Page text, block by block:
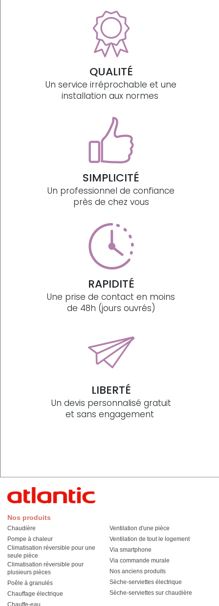
QUALITÉ
Un service irréprochable et une
installation aux normes
SIMPLICITÉ
Un professionnel de confiance
près de chez vous
RAPIDITÉ
Une prise de contact en moins
de 48h (jours ouvrés)
LIBERTÉ
Un devis personnalisé gratuit
et sans engagement
Nos produits
Chaudière
Pompe à chaleur
Climatisation réversible pour une
seule pièce
Climatisation réversible pour
plusieurs pièces
Poêle à granulés
Chauffage électrique
Chauffe-eau
Ventilation d'une pièce
Ventilation de tout le logement
Via smartphone
Via commande murale
Nos anciens produits
Sèche-serviettes électrique
Sèche-serviettes sur chaudière